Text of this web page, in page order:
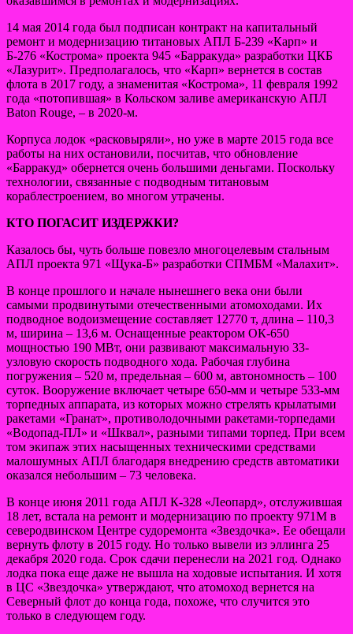
14 мая 2014 года был подписан контракт на капитальный
ремонт и модернизацию титановых АПЛ Б-239 «Карп» и
Б-276 «Кострома» проекта 945 «Барракуда» разработки ЦКБ
«Лазурит». Предполагалось, что «Карп» вернется в состав
флота в 2017 году, а знаменитая «Кострома», 11 февраля 1992
года «потопившая» в Кольском заливе американскую АПЛ
Baton Rouge, – в 2020-м.
Корпуса лодок «расковыряли», но уже в марте 2015 года все
работы на них остановили, посчитав, что обновление
«Барракуд» обернется очень большими деньгами. Поскольку
технологии, связанные с подводным титановым
кораблестроением, во многом утрачены.
КТО ПОГАСИТ ИЗДЕРЖКИ?
Казалось бы, чуть больше повезло многоцелевым стальным
АПЛ проекта 971 «Щука-Б» разработки СПМБМ «Малахит».
В конце прошлого и начале нынешнего века они были
самыми продвинутыми отечественными атомоходами. Их
подводное водоизмещение составляет 12770 т, длина – 110,3
м, ширина – 13,6 м. Оснащенные реактором ОК-650
мощностью 190 МВт, они развивают максимальную 33-
узловую скорость подводного хода. Рабочая глубина
погружения – 520 м, предельная – 600 м, автономность – 100
суток. Вооружение включает четыре 650-мм и четыре 533-мм
торпедных аппарата, из которых можно стрелять крылатыми
ракетами «Гранат», противолодочными ракетами-торпедами
«Водопад-ПЛ» и «Шквал», разными типами торпед. При всем
том экипаж этих насыщенных техническими средствами
малошумных АПЛ благодаря внедрению средств автоматики
оказался небольшим – 73 человека.
В конце июня 2011 года АПЛ К-328 «Леопард», отслужившая
18 лет, встала на ремонт и модернизацию по проекту 971М в
северодвинском Центре судоремонта «Звездочка». Ее обещали
вернуть флоту в 2015 году. Но только вывели из эллинга 25
декабря 2020 года. Срок сдачи перенесли на 2021 год. Однако
лодка пока еще даже не вышла на ходовые испытания. И хотя
в ЦС «Звездочка» утверждают, что атомоход вернется на
Северный флот до конца года, похоже, что случится это
только в следующем году.